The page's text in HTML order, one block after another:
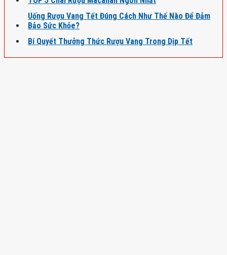
Uống Rượu Vang Tết Đúng Cách Như Thế Nào Để Đảm
Bảo Sức Khỏe?
Bí Quyết Thưởng Thức Rượu Vang Trong Dịp Tết